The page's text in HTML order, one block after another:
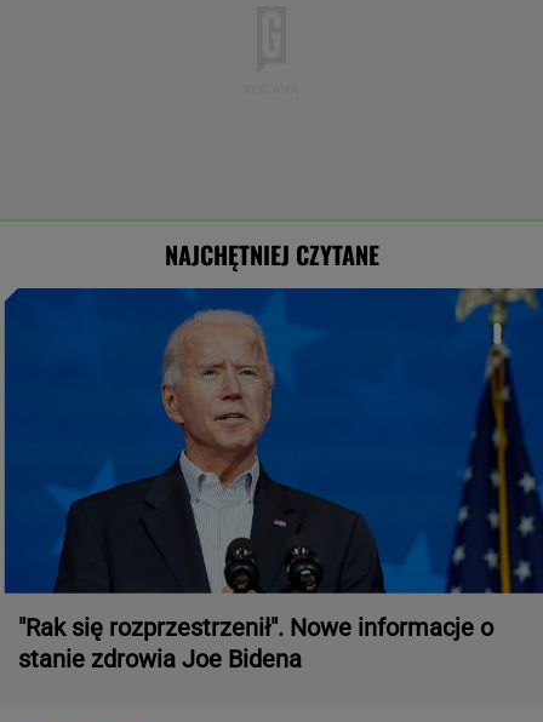
NAJCHĘTNIEJ CZYTANE
"Rak się rozprzestrzenił". Nowe informacje o
stanie zdrowia Joe Bidena